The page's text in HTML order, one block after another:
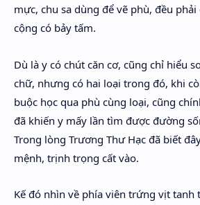
mực, chu sa dùng để vẽ phù, đều phải
cộng có bảy tấm.
Dù là y có chút căn cơ, cũng chỉ hiểu
chữ, nhưng có hai loại trong đó, khi
buộc học qua phù cùng loại, cũng
đã khiến y mấy lần tìm được đường
Trong lòng Trương Thư Hạc đã biết
mệnh, trịnh trọng cất vào.
Kế đó nhìn về phía viên trứng vịt tanh